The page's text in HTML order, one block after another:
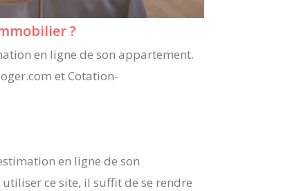
?
en ligne de son appartement.
et Cotation-
en ligne de son
utiliser ce site, il suffit de se rendre